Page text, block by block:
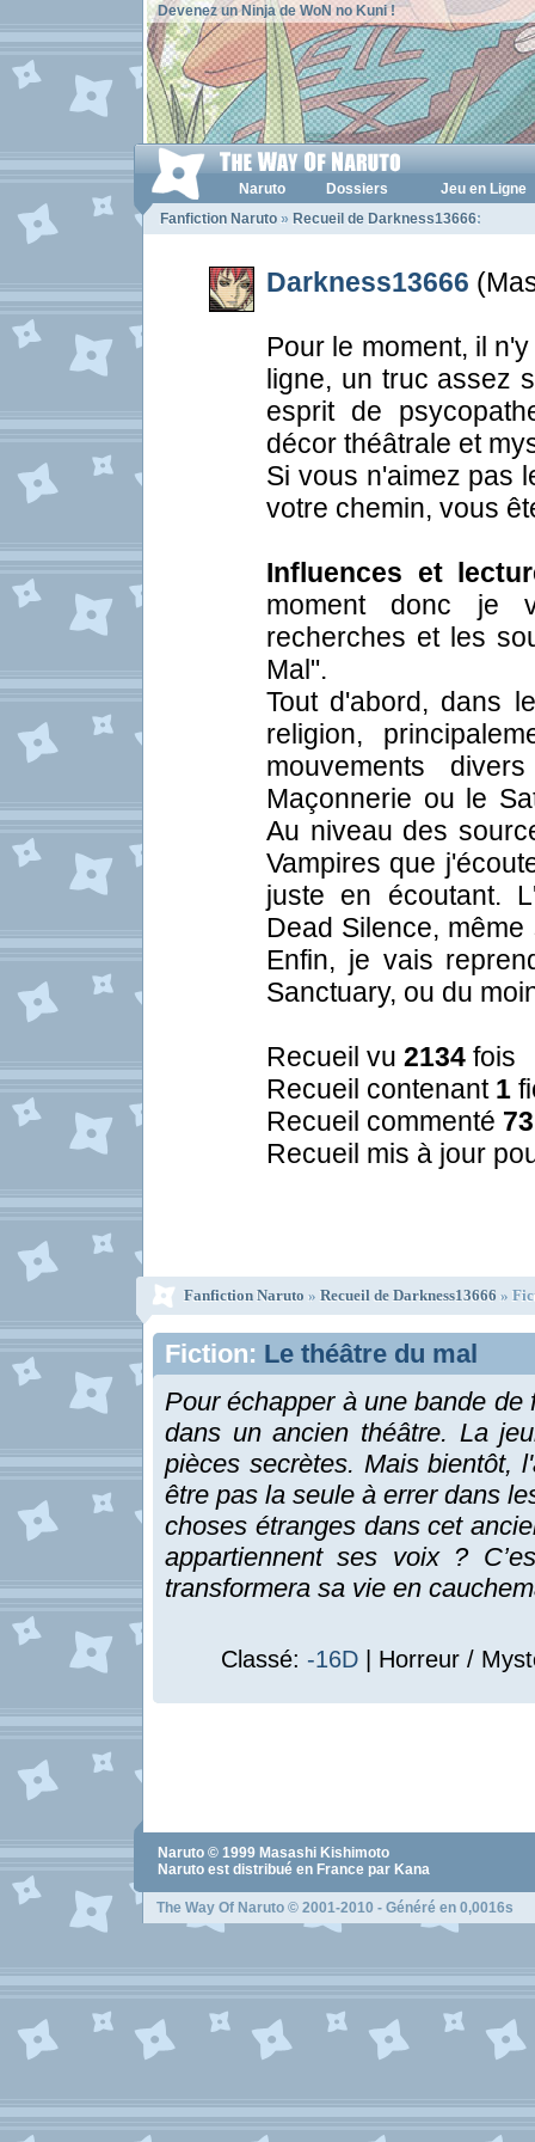
Devenez un Ninja de WoN no Kuni !
Naruto Dossiers
Jeu en Ligne
Fanfiction Naruto » Recueil de Darkness13666:
Darkness13666
Pour le moment, il
ligne, un truc assez
esprit de
décor théâtrale et
Si vous n'aimez pas
votre chemin, vous
Influences et
moment donc je
recherches et les
Mal".
Tout d'abord, dans
religion,
mouvements
Maçonnerie ou le
Au niveau des
Vampires que
juste en écoutant.
Dead Silence,
Enfin, je vais
Sanctuary, ou du
Recueil vu 2134 fois
Recueil contenant 1
Recueil commenté 73
Recueil mis à jour
Fanfiction Naruto » Recueil de Darkness13666 »
Fiction: Le théâtre du mal
Pour échapper à une bande
dans un ancien théâtre. La
pièces secrètes. Mais bientôt,
être pas la seule à errer dans
choses étranges dans cet
appartiennent ses voix ?
transformera sa vie en
Classé: -16D | Horreur /
Naruto © 1999 Masashi Kishimoto
Naruto est distribué en France par Kana
The Way Of Naruto © 2001-2010 - Généré en 0,0016s